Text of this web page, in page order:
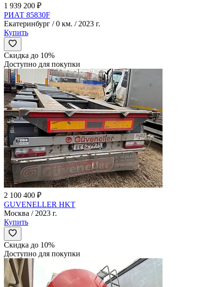
1 939 200 ₽
РИАТ 85830F
Екатеринбург / 0 км. / 2023 г.
Купить
Скидка до 10%
Доступно для покупки
2 100 400 ₽
GUVENELLER HKT
Москва / 2023 г.
Купить
Скидка до 10%
Доступно для покупки